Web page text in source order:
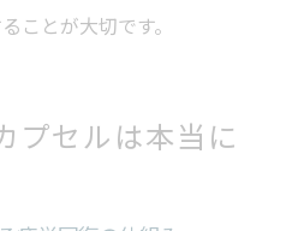
ことが大切です。
プセルは本当に